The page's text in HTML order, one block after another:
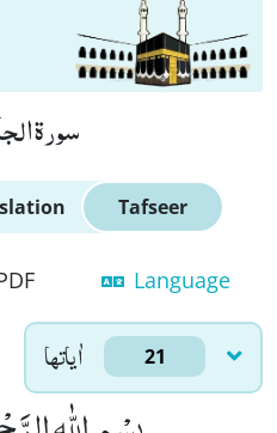
سورة
Tafseer
Language
اٰياتها 21